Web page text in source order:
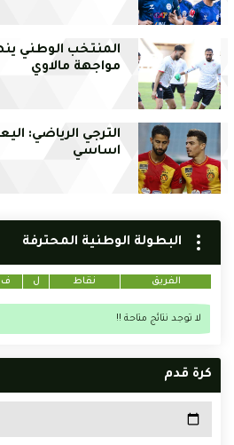
المنتخب الوطني
مواجهة مالاوي
الترجي الرياضي:
اساسي
البطولة الوطنية المحترفة
الفريق نقاط ل ف
لا توجد نتائج متاحة !!
كرة قدم